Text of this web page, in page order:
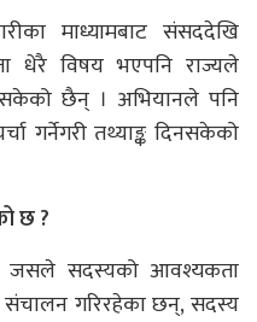
माध्यामबाट संसददेखि
धेरै विषय भएपनि राज्यले
छैन् । अभियानले पनि
गर्नेगरी तथ्याङ्क दिनसकेको
छ ?
जसले सदस्यको आवश्यकता
गरिरहेका छन्, सदस्य